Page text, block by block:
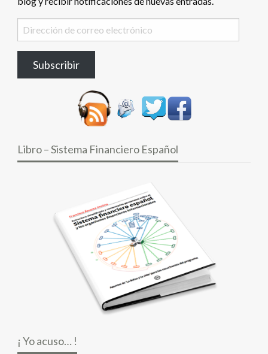
Dirección
de
electrónico
Subscribir
Libro – Sistema Financiero Español
¡ Yo acuso… !